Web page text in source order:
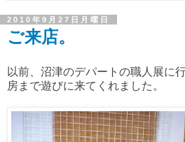
2010年9月27日月曜日
ご来店。
以前、沼津のデパートの職人展に
房まで遊びに来てくれました。